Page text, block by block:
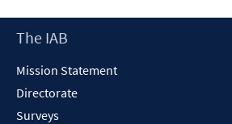
Footer
The IAB
Mission Statement
Directorate
Surveys